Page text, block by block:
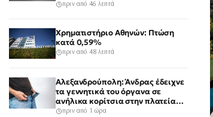
πριν από 46 λεπτά
Χρηματιστήριο Αθηνών: Πτώση
κατά 0,59%
πριν από 48 λεπτά
Αλεξανδρούπολη: Άνδρας έδειχνε
τα γεννητικά του όργανα σε
ανήλικα κορίτσια στην πλατεία
του χωριού Άβαντας
πριν από 1 ώρα